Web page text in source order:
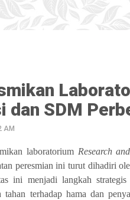
dan SDM
AM
laboratorium Research
peresmian ini turut dihadiri
ini menjadi langkah strategis
terhadap hama dan